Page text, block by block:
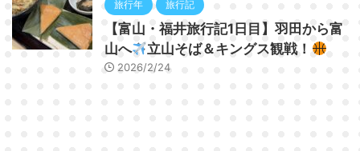
旅行年 旅行記
【富山・福井旅行記1日目】羽田から富
山へ
立山そば＆キングス観戦！
2026/2/24